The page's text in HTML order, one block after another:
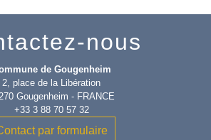
nous
de Gougenheim
2, place de la Libération
Gougenheim - FRANCE
+33 3 88 70 57 32
par formulaire